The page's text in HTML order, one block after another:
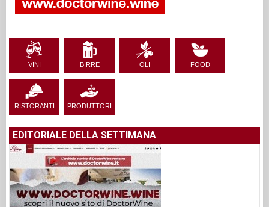
VINI BIRRE OLI FOOD
RISTORANTI PRODUTTORI
EDITORIALE DELLA SETTIMANA